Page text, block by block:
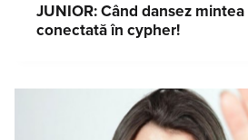
JUNIOR: Când dansez
conectată în cypher!